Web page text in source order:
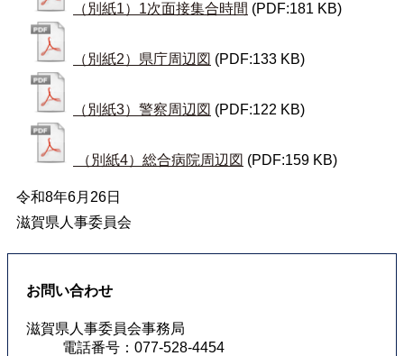
（別紙1）1次面接集合時間 (PDF:181 KB)
（別紙2）県庁周辺図 (PDF:133 KB)
（別紙3）警察周辺図 (PDF:122 KB)
（別紙4）総合病院周辺図 (PDF:159 KB)
令和8年6月26日
滋賀県人事委員会
お問い合わせ
滋賀県人事委員会事務局
電話番号：077-528-4454